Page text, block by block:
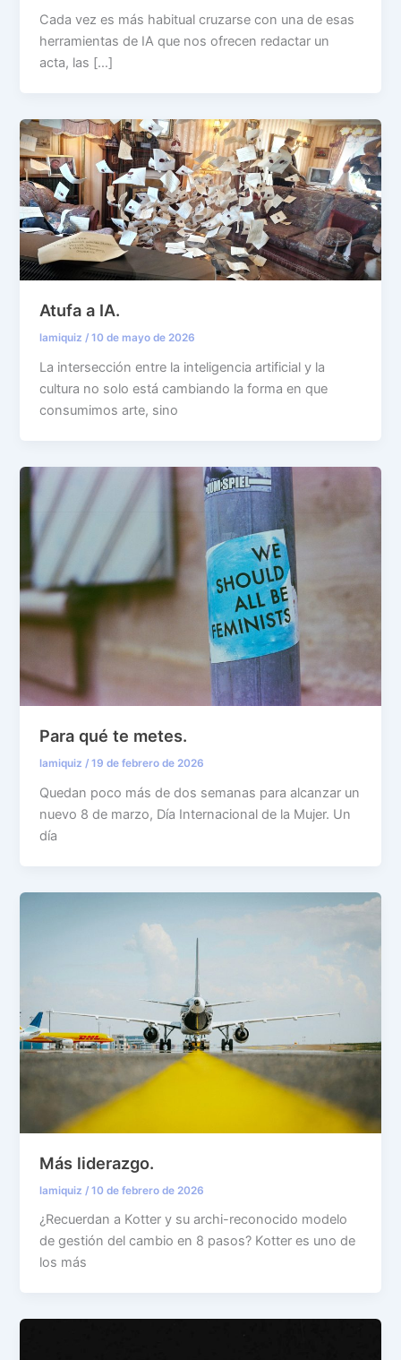
Cada vez es más habitual cruzarse con una de esas
herramientas de IA que nos ofrecen redactar un
acta, las […]
Atufa a IA.
lamiquiz/10 de mayo de 2026
La intersección entre la inteligencia artificial y la
cultura no solo está cambiando la forma en que
consumimos arte, sino
Para qué te metes.
lamiquiz/19 de febrero de 2026
Quedan poco más de dos semanas para alcanzar un
nuevo 8 de marzo, Día Internacional de la Mujer. Un
día
Más liderazgo.
lamiquiz /10 de febrero de 2026
¿Recuerdan a Kotter y su archi-reconocido modelo
de gestión del cambio en 8 pasos? Kotter es uno de
los más